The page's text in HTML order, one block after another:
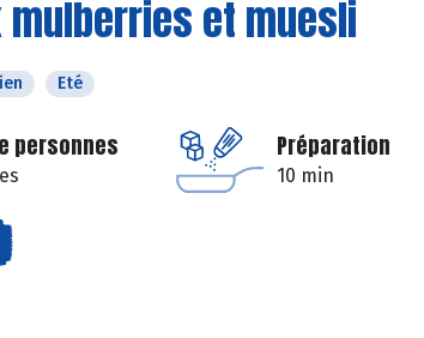
mulberries et muesli
Eté
personnes Préparation
10 min